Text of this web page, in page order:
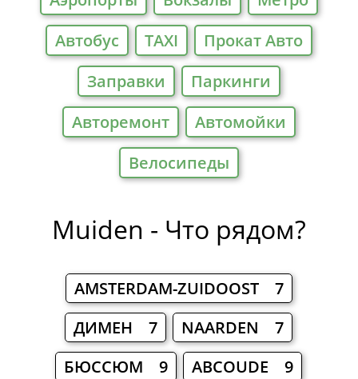
Автобус
TAXI
Прокат Авто
Заправки
Паркинги
Авторемонт
Автомойки
Велосипеды
Muiden - Что рядом?
AMSTERDAM-ZUIDOOST 7
ДИМЕН 7
NAARDEN 7
БЮССЮМ 9
ABCOUDE 9